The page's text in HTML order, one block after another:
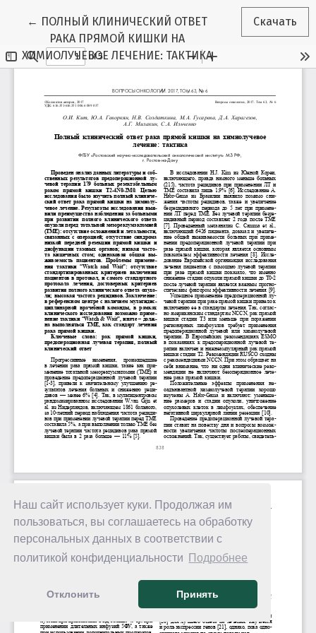
Наш сайт использует куки. Продолжая им
пользоваться, вы соглашаетесь на обработку
персональных данных в соответствии с
политикой конфиденциальности
Подробнее
Отклонить Принять
← Вернуться к Подробностям о статье
ПОЛНЫЙ КЛИНИЧЕСКИЙ ОТВЕТ
РАКА ПРЯМОЙ КИШКИ НА
ХИМИОЛУЧЕВОЕ ЛЕЧЕНИЕ: ТАКТИКА
Скачать